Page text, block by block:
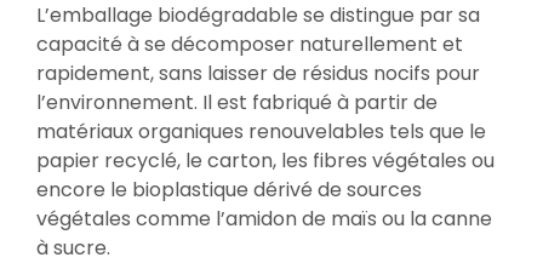
L’emballage biodégradable se distingue par sa
capacité à se décomposer naturellement et
rapidement, sans laisser de résidus nocifs pour
l’environnement. Il est fabriqué à partir de
matériaux organiques renouvelables tels que le
papier recyclé, le carton, les fibres végétales ou
encore le bioplastique dérivé de sources
végétales comme l’amidon de maïs ou la canne
à sucre.